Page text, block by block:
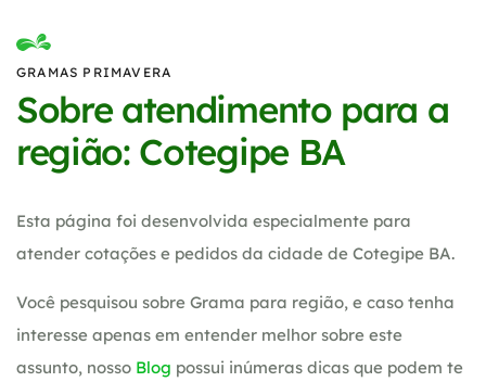
GRAMAS PRIMAVERA
Sobre atendimento para a
região: Cotegipe BA
Esta página foi desenvolvida especialmente para
atender cotações e pedidos da cidade de Cotegipe BA.
Você pesquisou sobre Grama para região, e caso tenha
interesse apenas em entender melhor sobre este
assunto, nosso Blog possui inúmeras dicas que podem te